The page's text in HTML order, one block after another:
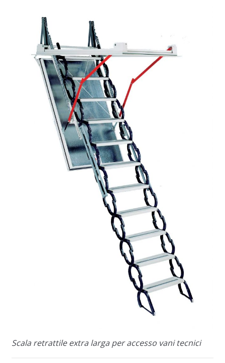
Scala retrattile extra larga per accesso vani tecnici